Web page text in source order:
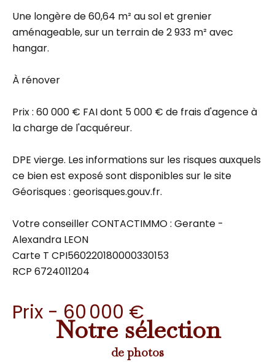
Une longère de 60,64 m² au sol et grenier
aménageable, sur un terrain de 2 933 m² avec
hangar.
À rénover
Prix : 60 000 € FAI dont 5 000 € de frais d'agence à
la charge de l'acquéreur.
DPE vierge. Les informations sur les risques auxquels
ce bien est exposé sont disponibles sur le site
Géorisques : georisques.gouv.fr.
Votre conseiller CONTACTIMMO : Gerante -
Alexandra LEON
Carte T CPI560220180000330153
RCP 6724011204
Prix - 60 000 €
Notre sélection
de photos